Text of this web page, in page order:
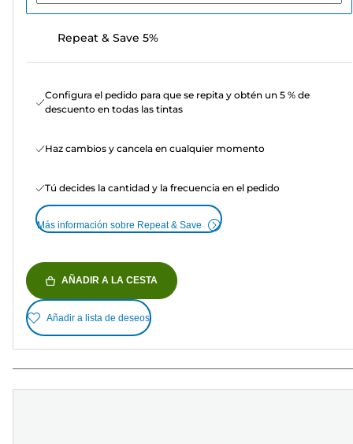
Repeat & Save 5%
Configura el pedido para que se repita y obtén un 5 % de
descuento en todas las tintas
Haz cambios y cancela en cualquier momento
Tú decides la cantidad y la frecuencia en el pedido
Más información sobre Repeat & Save
AÑADIR A LA CESTA
Añadir a lista de deseos